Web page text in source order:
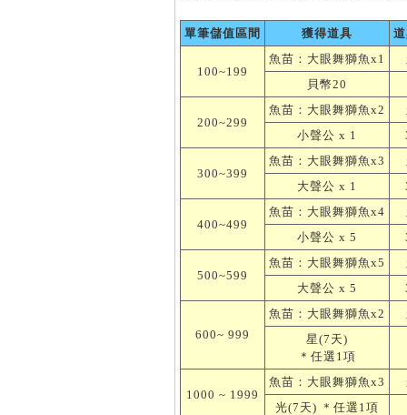
單筆儲值區間 獲得道具
100~199
魚苗：大眼舞獅魚x1
貝幣20
200~299
魚苗：大眼舞獅魚x2
小聲公 x 1
300~399
魚苗：大眼舞獅魚x3
大聲公 x 1
400~499
魚苗：大眼舞獅魚x4
小聲公 x 5
500~599
魚苗：大眼舞獅魚x5
大聲公 x 5
600~ 999
魚苗：大眼舞獅魚x2
星(7天)
＊任選1項
1000 ~ 1999
魚苗：大眼舞獅魚x3
光(7天) ＊任選1項